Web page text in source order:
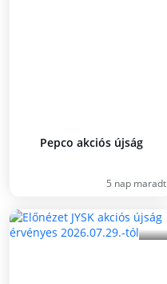
Pepco akciós újság
5 nap maradt